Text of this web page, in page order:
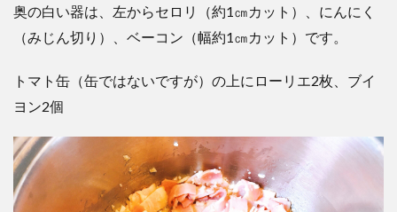
奥の白い器は、左からセロリ（約1㎝カット）、にんにく
（みじん切り）、ベーコン（幅約1㎝カット）です。
トマト缶（缶ではないですが）の上にローリエ2枚、ブイ
ヨン2個